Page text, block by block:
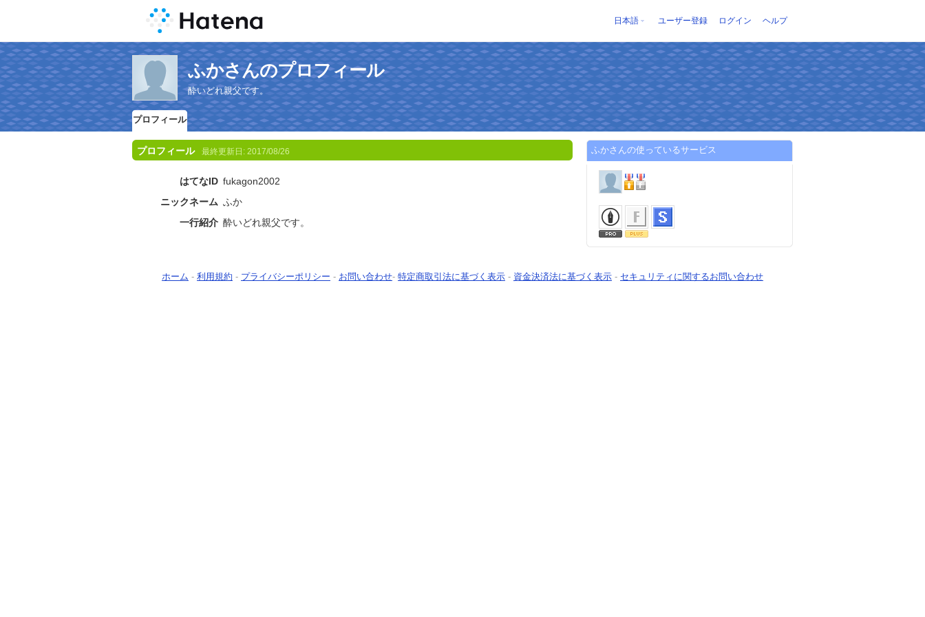
日本語 ユーザー登録 ログイン ヘルプ
ふかさんのプロフィール
酔いどれ親父です。
プロフィール
プロフィール 最終更新日: 2017/08/26
はてなID fukagon2002
ニックネーム ふか
一行紹介 酔いどれ親父です。
ふかさんの使っているサービス
ホーム - 利用規約 - プライバシーポリシー - お問い合わせ- 特定商取引法に基づく表示 - 資金決済法に基づく表示 - セキュリティに関するお問い合わせ